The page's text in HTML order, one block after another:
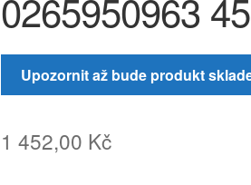
0265950963
Upozornit až bude produkt
1 452,00 Kč